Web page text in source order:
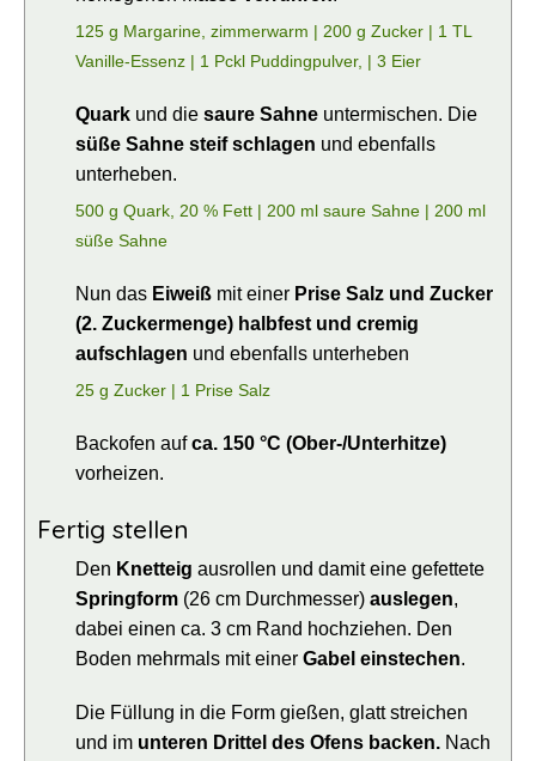
125 g Margarine, zimmerwarm | 200 g Zucker | 1 TL
Vanille-Essenz | 1 Pckl Puddingpulver, | 3 Eier
Quark und die saure Sahne untermischen. Die
süße Sahne steif schlagen und ebenfalls
unterheben.
500 g Quark, 20 % Fett | 200 ml saure Sahne | 200 ml
süße Sahne
Nun das Eiweiß mit einer Prise Salz und Zucker
(2. Zuckermenge) halbfest und cremig
aufschlagen und ebenfalls unterheben
25 g Zucker | 1 Prise Salz
Backofen aufca. 150 °C (Ober-/Unterhitze)
vorheizen.
Fertig stellen
Den Knetteig ausrollen und damit eine gefettete
Springform (26 cm Durchmesser) auslegen,
dabei einen ca. 3 cm Rand hochziehen. Den
Boden mehrmals mit einer Gabel einstechen.
Die Füllung in die Form gießen, glatt streichen
und im unteren Drittel des Ofens backen. Nach